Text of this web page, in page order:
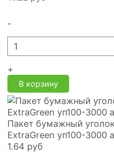
-
+
В корзину
Пакет бумажный
ExtraGreen уп100-3000
1.64 руб